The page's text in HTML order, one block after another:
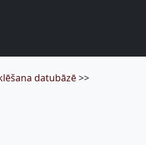
datubāzē>>